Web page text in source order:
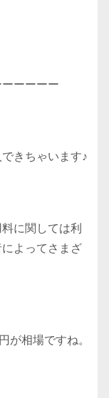
ーーーー
きちゃいます♪
に関しては利
よってさまざ
が相場ですね。